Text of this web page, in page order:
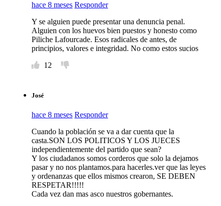
hace 8 meses Responder
Y se alguien puede presentar una denuncia penal.
Alguien con los huevos bien puestos y honesto como
Piliche Lafourcade. Esos radicales de antes, de
principios, valores e integridad. No como estos sucios
12
José
hace 8 meses Responder
Cuando la población se va a dar cuenta que la
casta.SON LOS POLITICOS Y LOS JUECES
independientemente del partido que sean?
Y los ciudadanos somos corderos que solo la dejamos
pasar y no nos plantamos.para hacerles.ver que las leyes
y ordenanzas que ellos mismos crearon, SE DEBEN
RESPETAR!!!!!
Cada vez dan mas asco nuestros gobernantes.